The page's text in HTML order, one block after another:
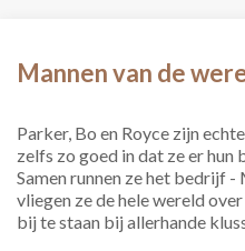
Mannen van de
Parker, Bo en Royce zijn
zelfs zo goed in dat ze er
Samen runnen ze het bedrijf -
vliegen ze de hele wereld
bij te staan bij allerhande